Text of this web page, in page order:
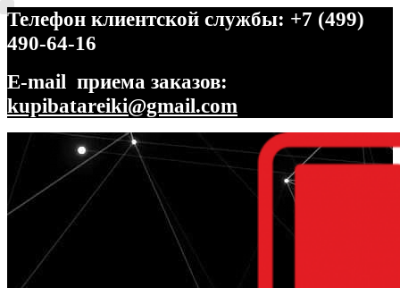
Телефон клиентской службы: +7 (499)
490-64-16
E-mail приема заказов:
kupibatareiki@gmail.com
Перейти
навигации
Перейти
содержимому